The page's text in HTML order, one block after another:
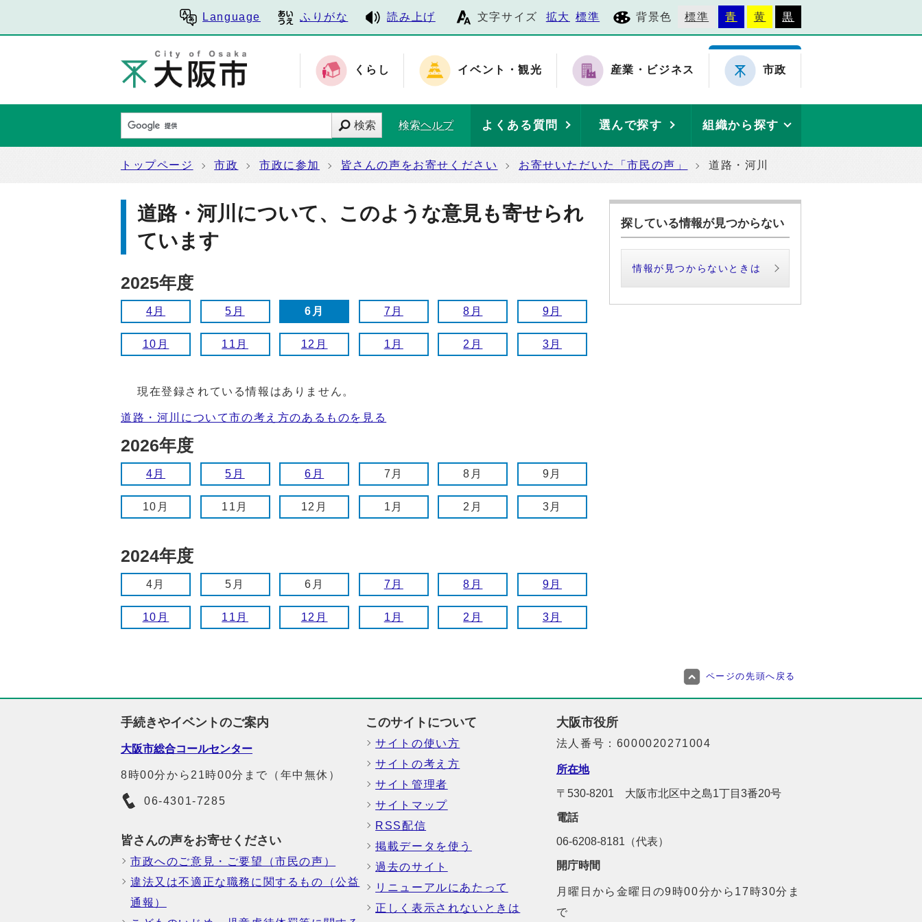
Language ふりがな 読み上げ 文字サイズ 拡大 標準 背景色 標準 青 黄 黒
くらし イベント・観光 産業・ビジネス 市政
検索 検索ヘルプ よくある質問 選んで探す 組織から探す
トップページ 市政 市政に参加 皆さんの声をお寄せください お寄せいただいた「市民の声」 道路・河川
道路・河川について、このような意見も寄せられ
ています
2025年度
4月 5月 6月 7月 8月 9月
10月 11月 12月 1月 2月 3月
現在登録されている情報はありません。
道路・河川について市の考え方のあるものを見る
2026年度
4月 5月 6月 7月 8月 9月
10月 11月 12月 1月 2月 3月
2024年度
4月 5月 6月 7月 8月 9月
10月 11月 12月 1月 2月 3月
探している情報が見つからない
情報が見つからないときは
ページの先頭へ戻る
手続きやイベントのご案内
大阪市総合コールセンター
8時00分から21時00分まで（年中無休）
06-4301-7285
皆さんの声をお寄せください
市政へのご意見・ご要望（市民の声）
違法又は不適正な職務に関するもの（公益
通報）
このサイトについて
サイトの使い方
サイトの考え方
サイト管理者
サイトマップ
RSS配信
掲載データを使う
過去のサイト
リニューアルにあたって
正しく表示されないときは
大阪市役所
法人番号：6000020271004
所在地
〒530-8201 大阪市北区中之島1丁目3番20号
電話
06-6208-8181（代表）
開庁時間
月曜日から金曜日の9時00分から17時30分ま
で